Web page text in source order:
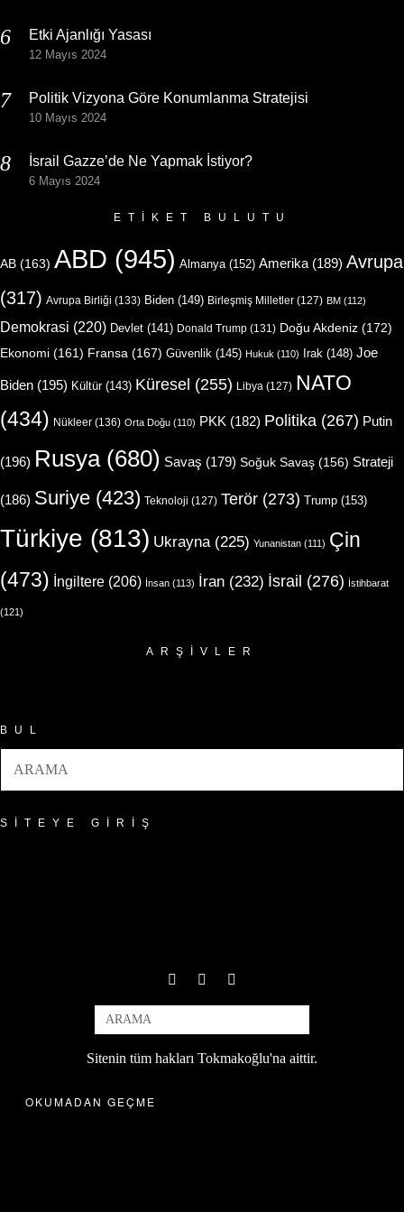
Etki Ajanlığı Yasası
12 Mayıs 2024
Politik Vizyona Göre Konumlanma Stratejisi
10 Mayıs 2024
İsrail Gazze’de Ne Yapmak İstiyor?
6 Mayıs 2024
ETIKET BULUTU
AB (163) ABD (945) Almanya (152) Amerika (189) Avrupa
(317) Avrupa Birliği (133) Biden (149) Birleşmiş Milletler (127) BM (112)
Demokrasi (220) Devlet (141) Donald Trump (131) Doğu Akdeniz (172)
Ekonomi (161) Fransa (167) Güvenlik (145) Hukuk (110) Irak (148) Joe
Biden (195) Kültür(143) Küresel (255) Libya (127) NATO
(434) Nükleer (136) Orta Doğu (110) PKK (182) Politika (267) Putin
(196) Rusya(680) Savaş (179) Soğuk Savaş (156) Strateji
(186) Suriye (423) Teknoloji (127) Terör (273) Trump (153)
Türkiye (813) Ukrayna (225) Yunanistan (111) Çin
(473) İngiltere (206) İnsan (113) İran (232) İsrail (276) İstihbarat
(121)
ARŞIVLER
BUL
SITEYE GIRIŞ
Sitenin tüm hakları Tokmakoğlu'na aittir.
OKUMADAN GEÇME